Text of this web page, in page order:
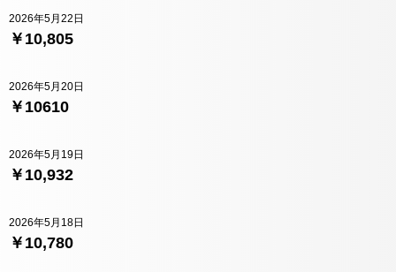
￥10,805
2026年5月22日
￥10610
2026年5月20日
￥10,932
2026年5月19日
￥10,780
2026年5月18日